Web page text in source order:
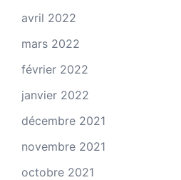
avril 2022
mars 2022
février 2022
janvier 2022
décembre 2021
novembre 2021
octobre 2021